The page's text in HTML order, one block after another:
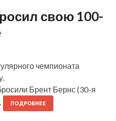
свою 100-
чемпионата
Брент Бернс (30-я
ПОДРОБНЕЕ